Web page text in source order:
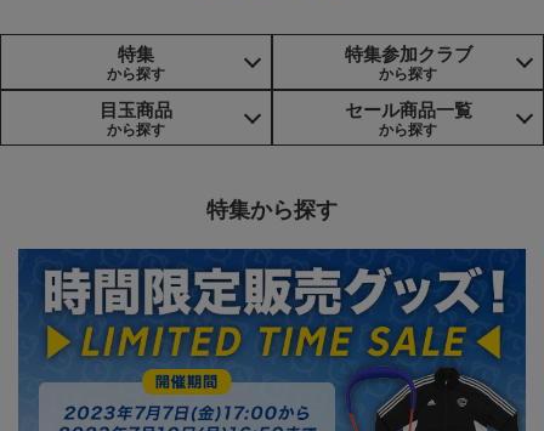
特集
から探す
特集参加クラブ
から探す
目玉商品
から探す
セール商品一覧
から探す
特集から探す